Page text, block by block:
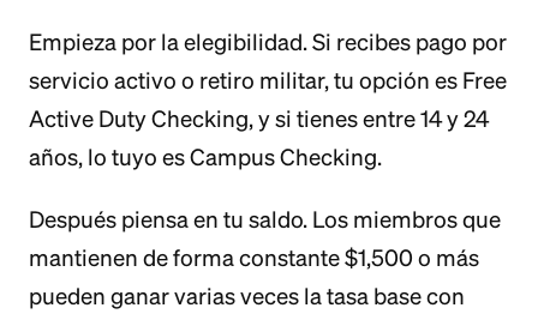
Empieza por la elegibilidad. Si recibes pago por
servicio activo o retiro militar, tu opción es Free
Active Duty Checking, y si tienes entre 14 y 24
años, lo tuyo es Campus Checking.
Después piensa en tu saldo. Los miembros que
mantienen de forma constante $1,500 o más
pueden ganar varias veces la tasa base con